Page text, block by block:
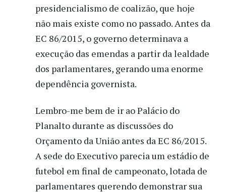
presidencialismo de coalizão, que hoje
não mais existe como no passado. Antes da
EC 86/2015, o governo determinava a
execução das emendas a partir da lealdade
dos parlamentares, gerando uma enorme
dependência governista.
Lembro-me bem de ir ao Palácio do
Planalto durante as discussões do
Orçamento da União antes da EC 86/2015.
A sede do Executivo parecia um estádio de
futebol em final de campeonato, lotada de
parlamentares querendo demonstrar sua